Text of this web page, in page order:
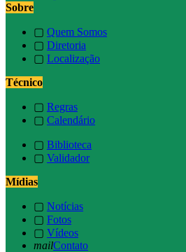
Sobre
▢ Quem Somos
▢ Diretoria
▢ Localização
Técnico
▢ Regras
▢ Calendário
▢ Biblioteca
▢ Validador
Mídias
▢ Notícias
▢ Fotos
▢ Vídeos
mailContato